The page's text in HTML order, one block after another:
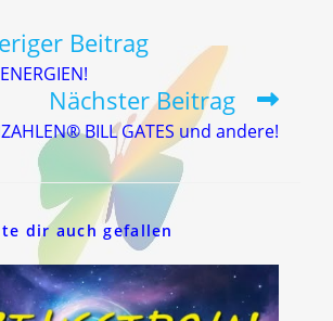
Beitrag
Nächster Beitrag
BILL GATES und andere!
dir auch gefallen